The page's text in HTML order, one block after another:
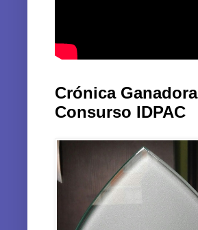
Crónica Ganadora
Consurso IDPAC